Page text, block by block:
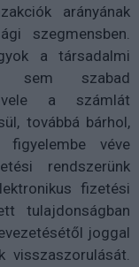
arányának
szegmensben.
a társadalmi
sem szabad
vele a számlát
továbbá bárhol,
véve
rendszerünk
fizetési
tulajdonságban
joggal
visszaszorulását.